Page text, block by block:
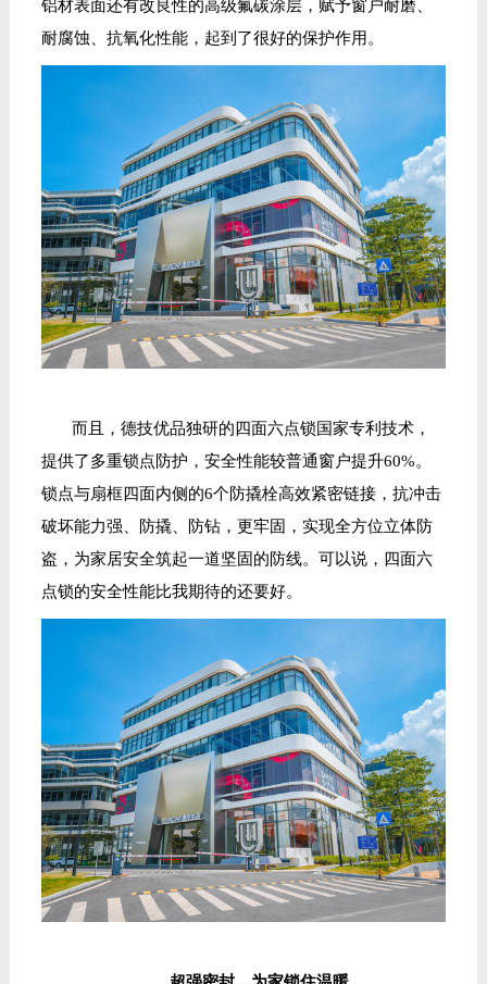
铝材表面还有改良性的高级氟碳涂层，赋予窗户耐磨、
耐腐蚀、抗氧化性能，起到了很好的保护作用。
而且， 德技优品独研的四面六点锁国家专利技术，
提供了多重锁点防护 ， 安全性能较普通窗户提升60%。
锁点与扇框四面内侧的6个防撬栓高效紧密链接，抗冲击
破坏能力强、防撬、防钻，更牢固，实现全方位立体防
盗 ， 为家居安全筑起一道坚固的防线。可以说， 四面六
点锁的安全性能比我期待的还要好。